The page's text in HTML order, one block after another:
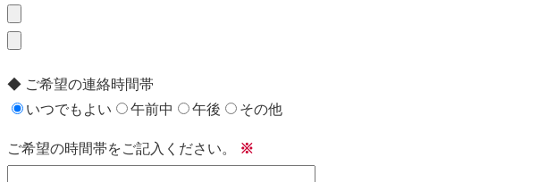
◆ ご希望の連絡時間帯
いつでもよい
午前中 午後 その他
ご希望の時間帯をご記入ください。 ※